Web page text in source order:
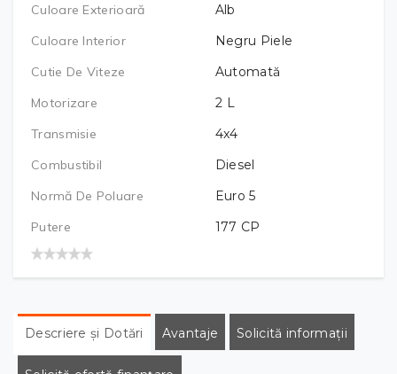
Culoare Exterioară
Alb
Culoare Interior
Negru Piele
Cutie De Viteze
Automată
Motorizare
2 L
Transmisie
4x4
Combustibil
Diesel
Normă De Poluare
Euro 5
Putere
177 CP
Descriere și Dotări Avantaje Solicită informații